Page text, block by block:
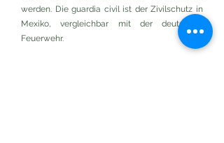
werden. Die guardia civil ist der Zivilschutz in
Mexiko, vergleichbar mit der deutschen
Feuerwehr.